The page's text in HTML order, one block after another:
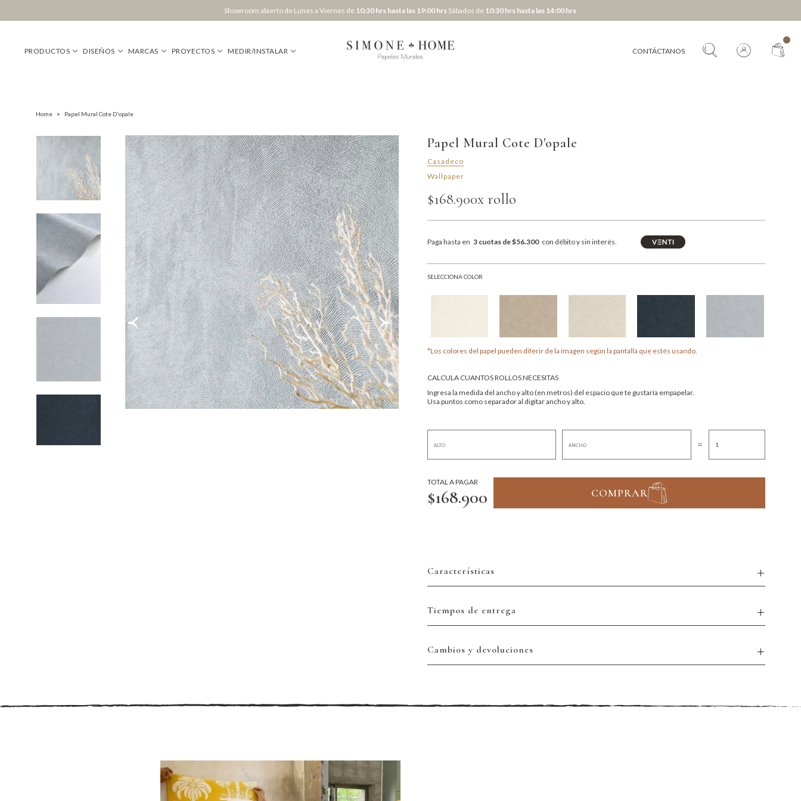
Showroom abierto de Lunes a Viernes de 10:30 hrs hasta las 19:00 hrs Sábados de 10:30 hrs hasta las 14:00 hrs
PRODUCTOS DISEÑOS MARCAS PROYECTOS MEDIR/INSTALAR CONTÁCTANOS
Home > Papel Mural Cote D'opale
Papel Mural Cote D'opale
Casadeco
Wallpaper
$168.900x rollo
Paga hasta en 3 cuotas de $56.300 con débito y sin interés.
SELECCIONA COLOR
*Los colores del papel pueden diferir de la imagen según la pantalla que estés usando.
CALCULA CUANTOS ROLLOS NECESITAS
Ingresa la medida del ancho y alto (en metros) del espacio que te gustaría empapelar.
Usa puntos como separador al digitar ancho y alto.
=
TOTAL A PAGAR
$168.900 COMPRAR
Características
Tiempos de entrega
Cambios y devoluciones